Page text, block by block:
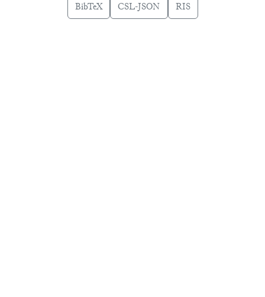
BibTeX CSL-JSON RIS